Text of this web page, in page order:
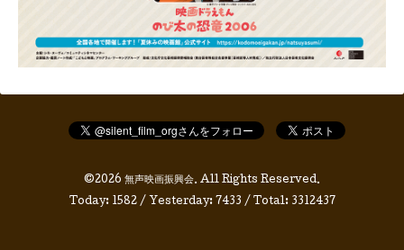
©2026 無声映画振興会. All Rights Reserved.
Today: 1582/ Yesterday: 7433 / Total: 3312437